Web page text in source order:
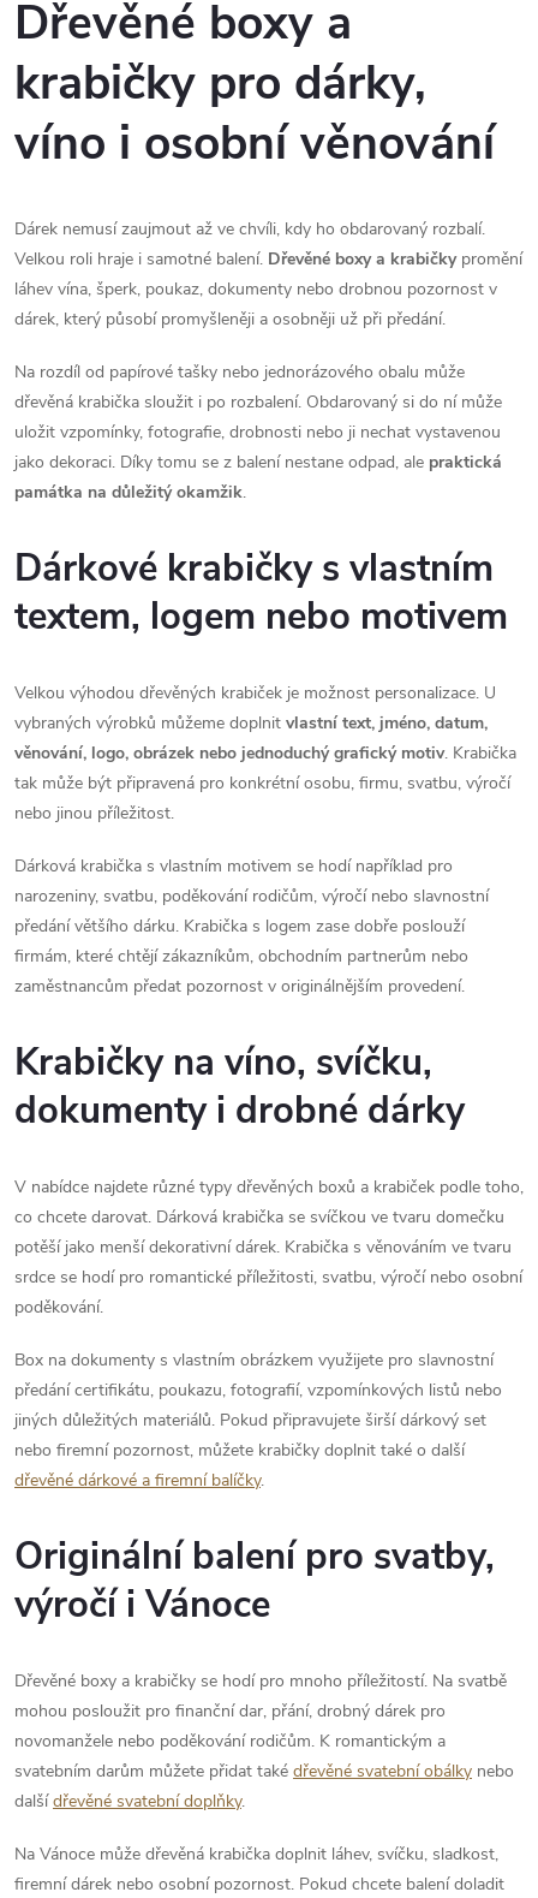
v
l
á
d
a
c
í
p
r
v
k
y
v
ý
p
i
s
u
Dřevěné boxy a
krabičky pro dárky,
víno i osobní věnování
Dárek nemusí zaujmout až ve chvíli, kdy ho obdarovaný rozbalí.
Velkou roli hraje i samotné balení. Dřevěné boxy a krabičkypromění
láhev vína, šperk, poukaz, dokumenty nebo drobnou pozornost v
dárek, který působí promyšleněji a osobněji už při předání.
Na rozdíl od papírové tašky nebo jednorázového obalu může
dřevěná krabička sloužit i po rozbalení. Obdarovaný si do ní může
uložit vzpomínky, fotografie, drobnosti nebo ji nechat vystavenou
jako dekoraci. Díky tomu se z balení nestane odpad, ale praktická
památka na důležitý okamžik.
Dárkové krabičky s vlastním
textem, logem nebo motivem
Velkou výhodou dřevěných krabiček je možnost personalizace. U
vybraných výrobků můžeme doplnit vlastní text, jméno, datum,
věnování, logo, obrázek nebo jednoduchý grafický motiv. Krabička
tak může být připravená pro konkrétní osobu, firmu, svatbu, výročí
nebo jinou příležitost.
Dárková krabička s vlastním motivem se hodí například pro
narozeniny, svatbu, poděkování rodičům, výročí nebo slavnostní
předání většího dárku. Krabička s logem zase dobře poslouží
firmám, které chtějí zákazníkům, obchodním partnerům nebo
zaměstnancům předat pozornost v originálnějším provedení.
Krabičky na víno, svíčku,
dokumenty i drobné dárky
V nabídce najdete různé typy dřevěných boxů a krabiček podle toho,
co chcete darovat. Dárková krabička se svíčkou ve tvaru domečku
potěší jako menší dekorativní dárek. Krabička s věnováním ve tvaru
srdce se hodí pro romantické příležitosti, svatbu, výročí nebo osobní
poděkování.
Box na dokumenty s vlastním obrázkem využijete pro slavnostní
předání certifikátu, poukazu, fotografií, vzpomínkových listů nebo
jiných důležitých materiálů. Pokud připravujete širší dárkový set
nebo firemní pozornost, můžete krabičky doplnit také o další
dřevěné dárkové a firemní balíčky.
Originální balení pro svatby,
výročí i Vánoce
Dřevěné boxy a krabičky se hodí pro mnoho příležitostí. Na svatbě
mohou posloužit pro finanční dar, přání, drobný dárek pro
novomanžele nebo poděkování rodičům. K romantickým a
svatebním darům můžete přidat také dřevěné svatební obálky nebo
dalšídřevěné svatební doplňky.
Na Vánoce může dřevěná krabička doplnit láhev, svíčku, sladkost,
firemní dárek nebo osobní pozornost. Pokud chcete balení doladit